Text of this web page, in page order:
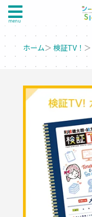
menu
ホーム＞検証TV！ ＞